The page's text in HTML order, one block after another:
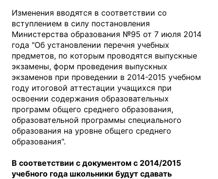
Изменения вводятся в соответствии со
вступлением в силу постановления
Министерства образования №95 от 7 июля 2014
года "Об установлении перечня учебных
предметов, по которым проводятся выпускные
экзамены, форм проведения выпускных
экзаменов при проведении в 2014-2015 учебном
году итоговой аттестации учащихся при
освоении содержания образовательных
программ общего среднего образования,
образовательной программы специального
образования на уровне общего среднего
образования".
В соответствии с документом с 2014/2015
учебного года школьники будут сдавать